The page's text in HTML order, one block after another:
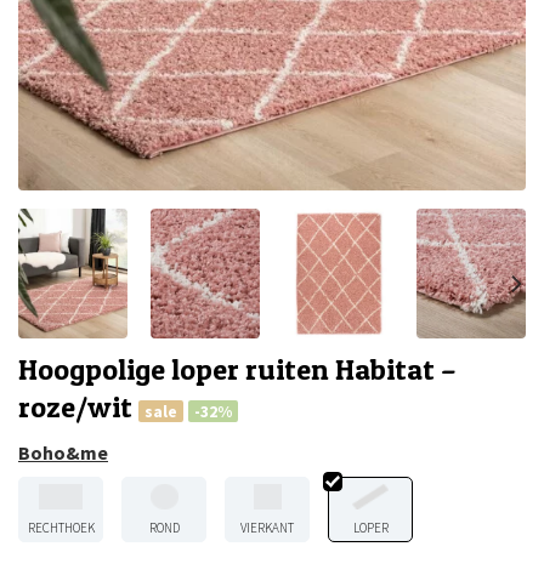
Hoogpolige loper ruiten Habitat –
roze/wit
sale -32%
Boho&me
RECHTHOEK ROND VIERKANT LOPER